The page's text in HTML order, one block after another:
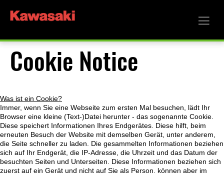
Cookie Notice
Was ist ein Cookie?
Immer, wenn Sie eine Webseite zum ersten Mal besuchen, lädt Ihr
Browser eine kleine (Text-)Datei herunter - das sogenannte Cookie.
Diese speichert Informationen Ihres Endgerätes. Diese hilft, beim
erneuten Besuch der Website mit demselben Gerät, unter anderem,
die Seite schneller zu laden. Die gesammelten Informationen beziehen
sich auf Ihr Endgerät, die IP-Adresse, die Uhrzeit und das Datum der
besuchten Seiten und Unterseiten. Diese Informationen beziehen sich
zuerst auf ein Gerät und nicht auf Sie als Person, können aber im